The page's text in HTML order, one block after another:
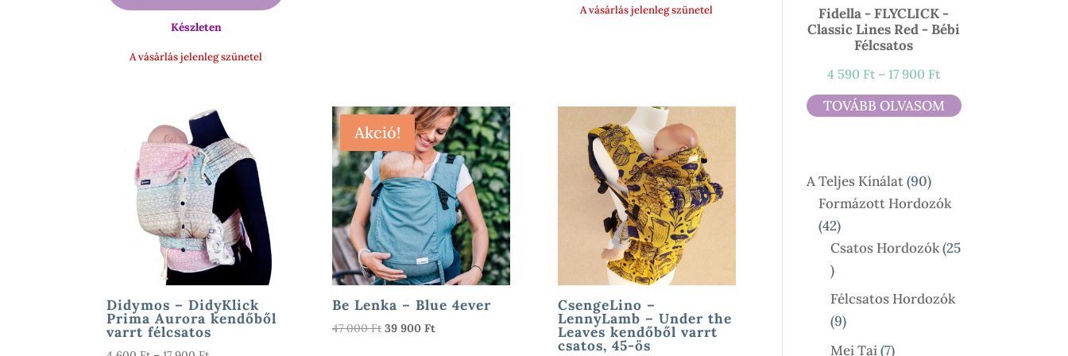
000 Ft.
900 Ft.
Készleten
A vásárlás jelenleg szünetel
A vásárlás jelenleg szünetel
Didymos – DidyKlick
Prima Aurora kendőből
varrt félcsatos
Akció!
Be Lenka – Blue 4ever
47 000Ft Original
39 900 FtCurrent
CsengeLino –
LennyLamb – Under the
Leaves kendőből varrt
csatos, 45-ös
Fidella - FLYCLICK -
Classic Lines Red - Bébi
Félcsatos
4 590 Ft – 17 900 FtÁrtartomány:
4
590 Ft
TOVÁBB OLVASOM
A Teljes Kínálat 9090
Termék
Formázott Hordozók
4242
Termék
Csatos Hordozók 25
25
Termék
Félcsatos Hordozók
99
Termék
Mei Tai 77